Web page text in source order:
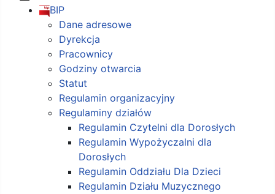
BIP
Dane adresowe
Dyrekcja
Pracownicy
Godziny otwarcia
Statut
Regulamin organizacyjny
Regulaminy działów
Regulamin Czytelni dla Dorosłych
Regulamin Wypożyczalni dla
Dorosłych
Regulamin Oddziału Dla Dzieci
Regulamin Działu Muzycznego